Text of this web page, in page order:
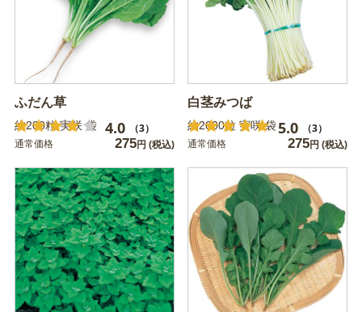
ふだん草
4.0 （3）
約200粒 実咲 袋
通常価格 275円 (税込)
白茎みつば
5.0 （3）
約2000粒 実咲 袋
通常価格 275円 (税込)